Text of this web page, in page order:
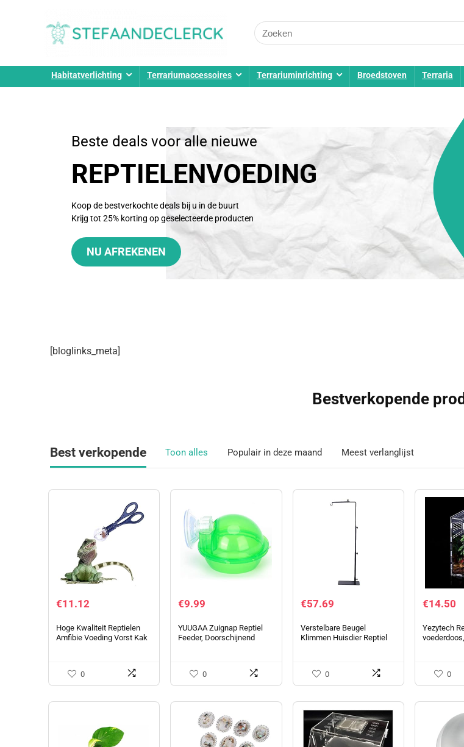
Habitatverlichting Terrariumaccessoires Terrariuminrichting Broedstoven Terraria
Beste deals voor alle nieuwe
REPTIELENVOEDING
Koop de bestverkochte deals bij u in de buurt
Krijg tot 25% korting op geselecteerde producten
NU AFREKENEN
[bloglinks_meta]
Bestverkopende
Best verkopende Toon alles Populair in deze maand Meest verlanglijst
€11.12
Hoge Kwaliteit Reptielen
Amfibie Voeding Vorst Kak
0
€9.99
YUUGAA Zuignap Reptiel
Feeder, Doorschijnend
Reptiel Schildpad Gecko
Snake…0
€57.69
Verstelbare Beugel
Klimmen Huisdier Reptiel
Drogen Backlight Cover
0
€14.50
Yezytech
voederdoos,
0